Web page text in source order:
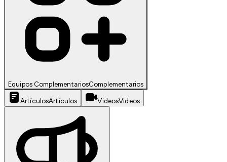
Equipos ComplementariosComplementarios
ArtículosArtículos VideosVideos